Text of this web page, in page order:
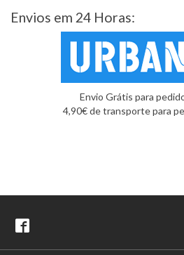
Envios em 24 Horas:
Envio Grátis para
4,90€ de transporte para